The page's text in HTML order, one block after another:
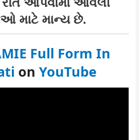
માટે માન્ય છે.
Full Form In
on YouTube